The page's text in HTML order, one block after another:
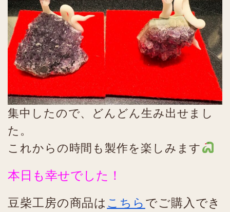
集中したので、どんどん生み出せまし
た。
これからの時間も製作を楽しみます
本日も幸せでした！
豆柴工房の商品は こちら でご購入でき